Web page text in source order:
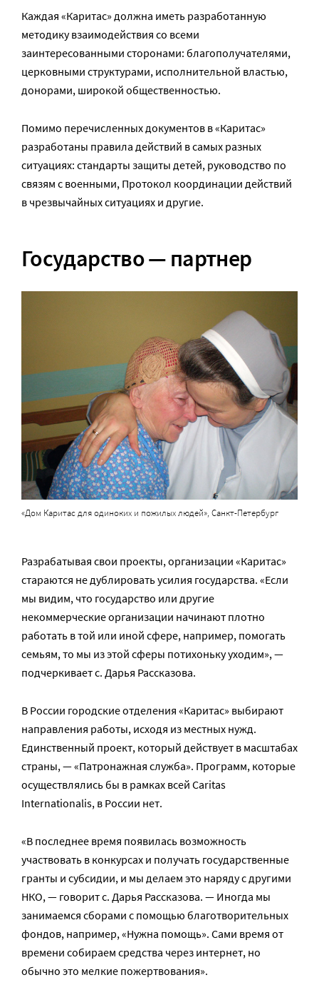
Каждая «Каритас» должна иметь разработанную
методику взаимодействия со всеми
заинтересованными сторонами: благополучателями,
церковными структурами, исполнительной властью,
донорами, широкой общественностью.
Помимо перечисленных документов в «Каритас»
разработаны правила действий в самых разных
ситуациях: стандарты защиты детей, руководство по
связям с военными, Протокол координации действий
в чрезвычайных ситуациях и другие.
Государство — партнер
«Дом Каритас для одиноких и пожилых людей», Санкт-Петербург
Разрабатывая свои проекты, организации «Каритас»
стараются не дублировать усилия государства. «Если
мы видим, что государство или другие
некоммерческие организации начинают плотно
работать в той или иной сфере, например, помогать
семьям, то мы из этой сферы потихоньку уходим», —
подчеркивает с. Дарья Рассказова.
В России городские отделения «Каритас» выбирают
направления работы, исходя из местных нужд.
Единственный проект, который действует в масштабах
страны, — «Патронажная служба». Программ, которые
осуществлялись бы в рамках всей Caritas
Internationalis, в России нет.
«В последнее время появилась возможность
участвовать в конкурсах и получать государственные
гранты и субсидии, и мы делаем это наряду с другими
НКО, — говорит с. Дарья Рассказова. — Иногда мы
занимаемся сборами с помощью благотворительных
фондов, например, «Нужна помощь». Сами время от
времени собираем средства через интернет, но
обычно это мелкие пожертвования».